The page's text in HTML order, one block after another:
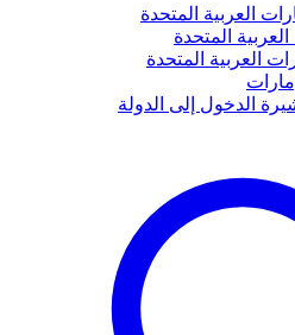
العربية المتحدة
المتحدة
العربية المتحدة
الدخول إلى الدولة